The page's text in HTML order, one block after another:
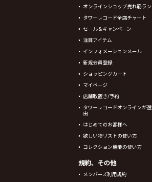
オンラインショップ売れ筋ラ
タワーレコード全店チャート
セール＆キャンペーン
注目アイテム
インフォメーションメール
新規会員登録
ショッピングカート
マイページ
店舗取置き/予約
タワーレコードオンラインが
由
はじめてのお客様へ
欲しい物リストの使い方
コレクション機能の使い方
規約、その他
メンバーズ利用規約